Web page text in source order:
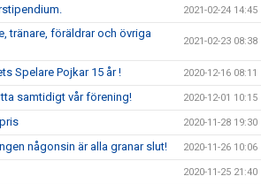
2021-02-24 14:45
tränare, föräldrar och övriga
2021-02-23 08:38
Spelare Pojkar 15 år ! 2020-12-16 08:11
samtidigt vår förening! 2020-12-01 10:15
2020-11-28 19:30
någonsin är alla granar slut! 2020-11-26 10:06
2020-11-25 21:40